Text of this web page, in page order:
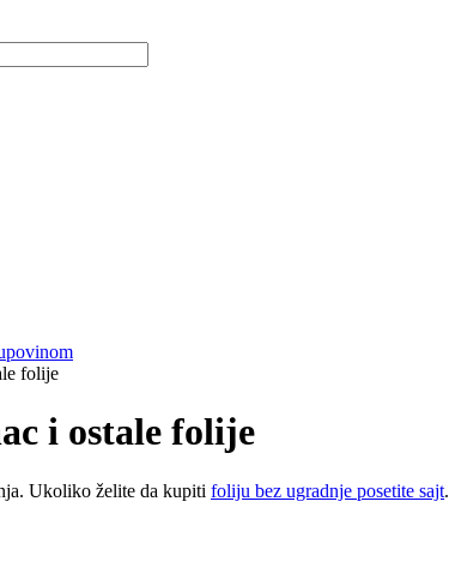
folije
i ostale folije
Ukoliko želite da kupiti foliju bez ugradnje posetite sajt.